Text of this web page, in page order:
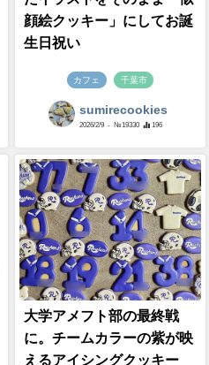
顔絵クッキー」にしてお誕
生日祝い
カフェ 千葉市
sumirecookies
2026/2/9 - №19330 196
大学アメフト部の最終戦
に。チームカラーの紫が映
えるアイシングクッキー